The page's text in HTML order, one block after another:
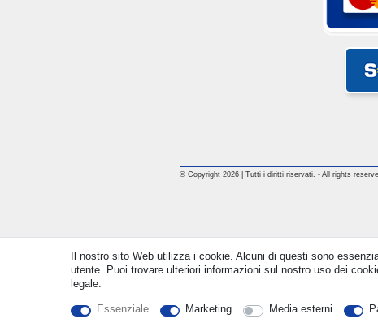
© Copyright 2026 | Tutti i diritti riservati. - All rights
Il nostro sito Web utilizza i cookie. Alcuni di questi sono
utente. Puoi trovare ulteriori informazioni sul nostro uso dei
legale.
Essenziale Marketing Media esterni